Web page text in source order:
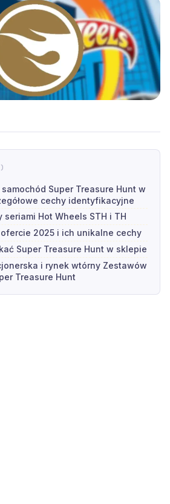
Super Treasure Hunt w
cechy identyfikacyjne
seriami Hot Wheels STH i TH
2025 i ich unikalne cechy
Super Treasure Hunt w sklepie
i rynek wtórny Zestawów
Treasure Hunt